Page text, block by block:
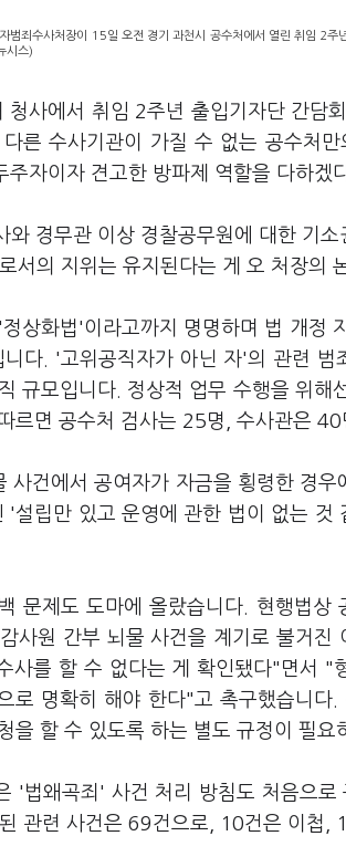
범죄수사처장이 15일 오전 경기 과천시 공수처에서 열린 취임 2주
시스)
사에서 취임 2주년 출입기자단 간담
른 수사기관이 가질 수 없는 공수처
자이자 견고한 방파제 역할을 다하겠
와 경무관 이상 경찰공무원에 대한 기
서의 지위는 유지된다는 게 오 처장의
상화법'이라고까지 명명하며 법 개정
다. '고위공직자가 아닌 자'의 관련 범
규모입니다. 정상적 업무 수행을 위해
르면 공수처 검사는 25명, 수사관은
사건에서 공여자가 자금을 횡령한 경
설립만 있고 운영에 관한 법이 없는 것
문제도 도마에 올랐습니다. 현행법상
사원 간부 뇌물 사건을 계기로 불거진
사를 할 수 없다는 게 확인됐다"면서 "
로 명확히 해야 한다"고 촉구했습니다
을 할 수 있도록 하는 별도 규정이 필요
'법왜곡죄' 사건 처리 방침도 처음으
관련 사건은 69건으로, 10건은 이첩,